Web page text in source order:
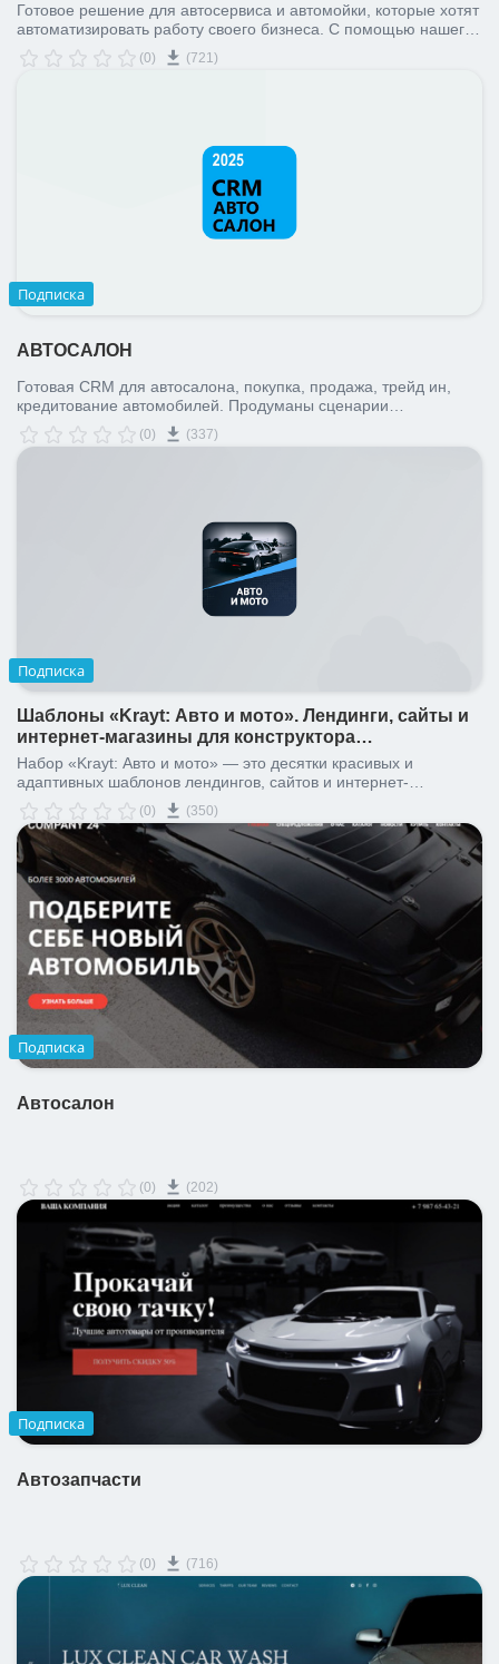
Готовое решение для автосервиса и автомойки, которые хотят
автоматизировать работу своего бизнеса. С помощью нашего
решения вы сможете быстро запустить работу в CRM, начать
отслеживать все обращения клиентов и получить полный
(0) (721)
Подписка
АВТОСАЛОН
Готовая CRM для автосалона, покупка, продажа, трейд ин,
кредитование автомобилей. Продуманы сценарии
автоматизации как для сотрудников, так и для клиентов. CRM
для автомобильной сферы отвечает всем современным
требованиям и задачам для компании, занимающейся
(0) (337)
Подписка
Шаблоны «Krayt: Авто и мото». Лендинги, сайты и
интернет-магазины для конструктора
Битрикс24.Сайты и Битрикс24.Магазины
Набор «Krayt: Авто и мото» — это десятки красивых и
адаптивных шаблонов лендингов, сайтов и интернет-
магазинов. 1 минута на создание, пара дней на запуск.
(0) (350)
Подписка
Автосалон
(0) (202)
Подписка
Автозапчасти
(0) (716)